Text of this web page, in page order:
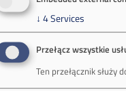
↓ 4Services
Przełącz wszystkie
Ten przełącznik służy